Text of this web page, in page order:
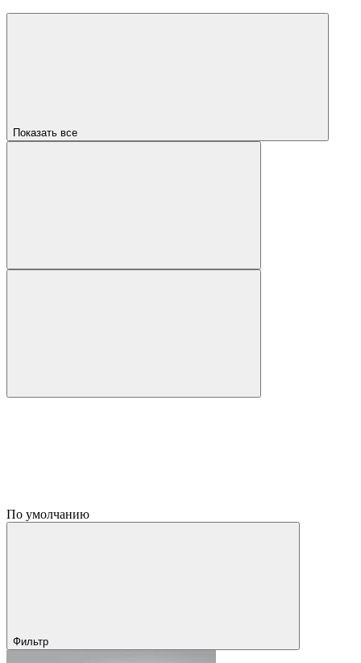
Показать все
По умолчанию
Фильтр